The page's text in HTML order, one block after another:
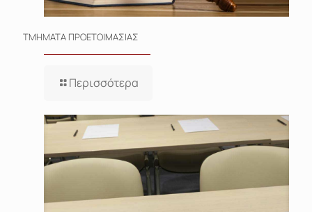
ΤΜΗΜΑΤΑ ΠΡΟΕΤΟΙΜΑΣΙΑΣ
Περισσότερα